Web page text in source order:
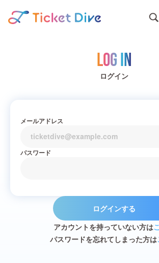
Log in
ログイン
メールアドレス
パスワード
ログインする
アカウントを持っていない方は
パスワードを忘れてしまった方は